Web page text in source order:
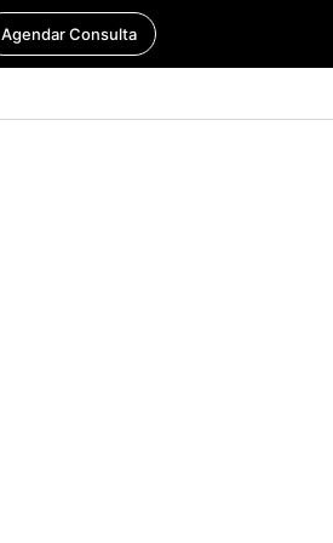
Agendar Consulta